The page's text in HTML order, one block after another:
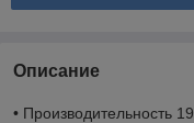
Описание
• Производительность